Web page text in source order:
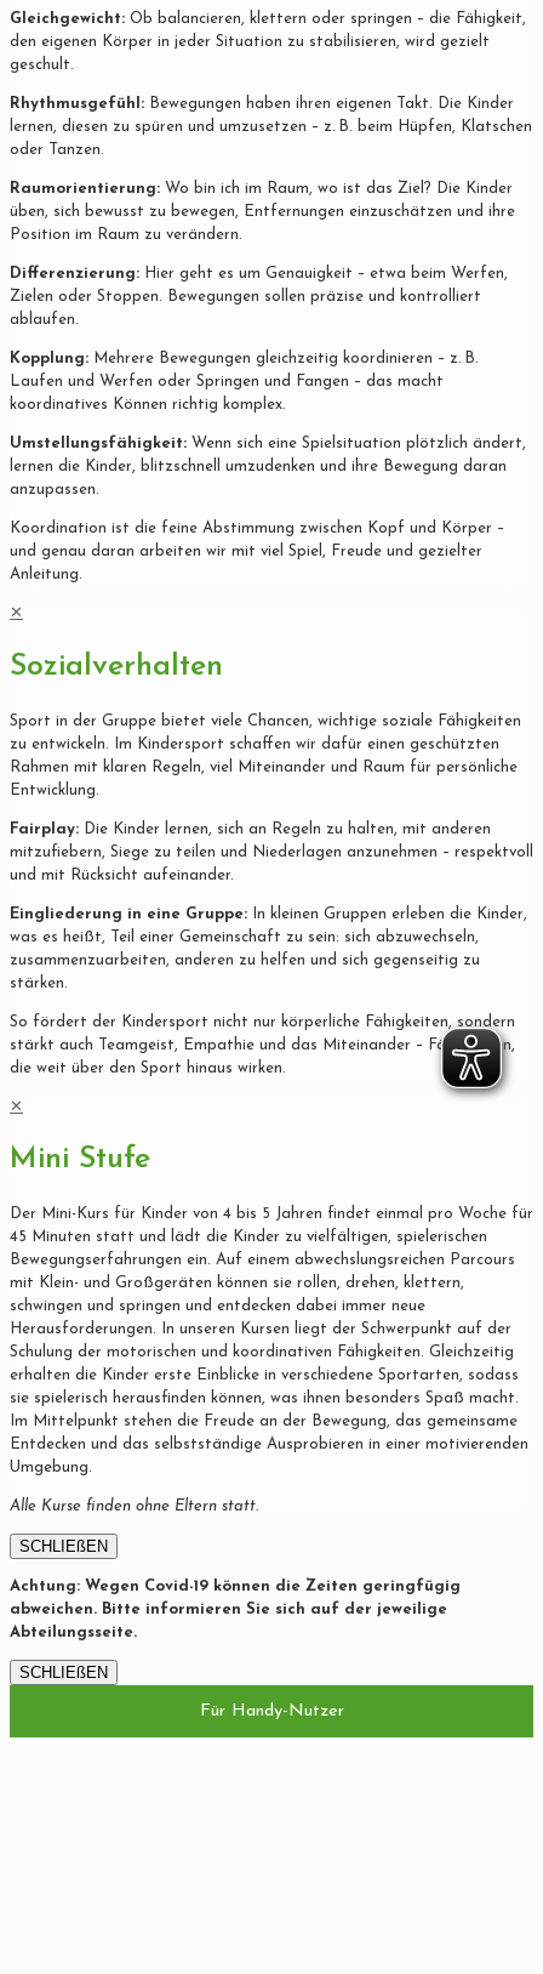
Gleichgewicht: Ob balancieren, klettern oder springen – die Fähigkeit,
den eigenen Körper in jeder Situation zu stabilisieren, wird gezielt
geschult.
Rhythmusgefühl: Bewegungen haben ihren eigenen Takt. Die Kinder
lernen, diesen zu spüren und umzusetzen – z. B. beim Hüpfen, Klatschen
oder Tanzen.
Raumorientierung: Wo bin ich im Raum, wo ist das Ziel? Die Kinder
üben, sich bewusst zu bewegen, Entfernungen einzuschätzen und ihre
Position im Raum zu verändern.
Differenzierung: Hier geht es um Genauigkeit – etwa beim Werfen,
Zielen oder Stoppen. Bewegungen sollen präzise und kontrolliert
ablaufen.
Kopplung: Mehrere Bewegungen gleichzeitig koordinieren – z. B.
Laufen und Werfen oder Springen und Fangen – das macht
koordinatives Können richtig komplex.
Umstellungsfähigkeit: Wenn sich eine Spielsituation plötzlich ändert,
lernen die Kinder, blitzschnell umzudenken und ihre Bewegung daran
anzupassen.
Koordination ist die feine Abstimmung zwischen Kopf und Körper –
und genau daran arbeiten wir mit viel Spiel, Freude und gezielter
Anleitung.
✕
Sozialverhalten
Sport in der Gruppe bietet viele Chancen, wichtige soziale Fähigkeiten
zu entwickeln. Im Kindersport schaffen wir dafür einen geschützten
Rahmen mit klaren Regeln, viel Miteinander und Raum für persönliche
Entwicklung.
Fairplay: Die Kinder lernen, sich an Regeln zu halten, mit anderen
mitzufiebern, Siege zu teilen und Niederlagen anzunehmen – respektvoll
und mit Rücksicht aufeinander.
Eingliederung in eine Gruppe: In kleinen Gruppen erleben die Kinder,
was es heißt, Teil einer Gemeinschaft zu sein: sich abzuwechseln,
zusammenzuarbeiten, anderen zu helfen und sich gegenseitig zu
stärken.
So fördert der Kindersport nicht nur körperliche Fähigkeiten, sondern
stärkt auch Teamgeist, Empathie und das Miteinander – Fähigkeiten,
die weit über den Sport hinaus wirken.
✕
Mini Stufe
Der Mini-Kurs für Kinder von 4 bis 5 Jahren findet einmal pro Woche für
45 Minuten statt und lädt die Kinder zu vielfältigen, spielerischen
Bewegungserfahrungen ein. Auf einem abwechslungsreichen Parcours
mit Klein- und Großgeräten können sie rollen, drehen, klettern,
schwingen und springen und entdecken dabei immer neue
Herausforderungen. In unseren Kursen liegt der Schwerpunkt auf der
Schulung der motorischen und koordinativen Fähigkeiten. Gleichzeitig
erhalten die Kinder erste Einblicke in verschiedene Sportarten, sodass
sie spielerisch herausfinden können, was ihnen besonders Spaß macht.
Im Mittelpunkt stehen die Freude an der Bewegung, das gemeinsame
Entdecken und das selbstständige Ausprobieren in einer motivierenden
Umgebung.
Alle Kurse finden ohne Eltern statt.
SCHLIEßEN
Achtung: Wegen Covid-19 können die Zeiten geringfügig
abweichen. Bitte informieren Sie sich auf der jeweilige
Abteilungsseite.
SCHLIEßEN
Für Handy-Nutzer